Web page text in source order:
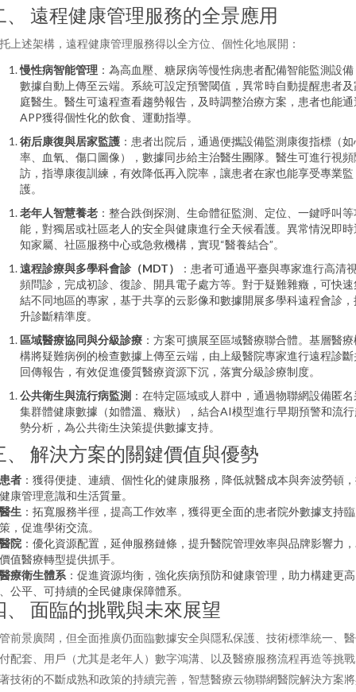
、 遠程健康管理服務的全景應用
上述架構，遠程健康管理服務得以全方位、個性化地展開：
慢性病智能管理 ：為高血壓、糖尿病等慢性病患者配備智能監測設備
數據自動上傳至云端。系統可設定預警閾值，異常時自動提醒患者及
庭醫生。醫生可遠程查看趨勢報告，及時調整治療方案，患者也能通
APP獲得個性化的飲食、運動指導。
術后康復與居家監護 ：患者出院后，通過便攜設備監測康復指標（
率、血氧、傷口圖像），數據同步給主治醫生團隊。醫生可進行視頻
訪，指導康復訓練，有效降低再入院率，讓患者在家也能享受專業監
護。
老年人智慧養老 ：整合跌倒探測、生命體征監測、定位、一鍵呼叫等
能，對獨居或社區老人的安全與健康進行全天候看護。異常情況即時
知家屬、社區服務中心或急救機構，實現“醫養結合”。
遠程診療與多學科會診（MDT）
：患者可通過平臺與專家進行高清
頻問診，完成初診、復診、開具電子處方等。對于疑難雜癥，可快速
結不同地區的專家，基于共享的云影像和數據開展多學科遠程會診，
升診斷精準度。
區域醫療協同與分級診療 ：方案可擴展至區域醫療聯合體。基層醫
構將疑難病例的檢查數據上傳至云端，由上級醫院專家進行遠程診斷
回傳報告，有效促進優質醫療資源下沉，落實分級診療制度。
公共衛生與流行病監測 ：在特定區域或人群中，通過物聯網設備匿
集群體健康數據（如體溫、癥狀），結合AI模型進行早期預警和流
勢分析，為公共衛生決策提供數據支持。
、 解決方案的關鍵價值與優勢
者 ：獲得便捷、連續、個性化的健康服務，降低就醫成本與奔波勞頓
康管理意識和生活質量。
生 ：拓寬服務半徑，提高工作效率，獲得更全面的患者院外數據支持
，促進學術交流。
院 ：優化資源配置，延伸服務鏈條，提升醫院管理效率與品牌影響力
值醫療轉型提供抓手。
療衛生體系 ：促進資源均衡，強化疾病預防和健康管理，助力構建更高
公平、可持續的全民健康保障體系。
、 面臨的挑戰與未來展望
前景廣闊，但全面推廣仍面臨數據安全與隱私保護、技術標準統一、
配套、用戶（尤其是老年人）數字鴻溝、以及醫療服務流程再造等挑
技術的不斷成熟和政策的持續完善，智慧醫療云物聯網醫院解決方案